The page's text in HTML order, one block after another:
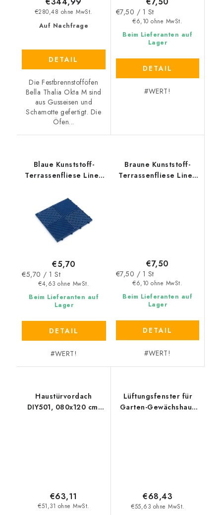
Auf Nachfrage
€280,48 ohne MwSt.
DETAIL
Die Festbrennstofföfen
Bella Thalia Okta M sind
aus Gusseisen und
Schamotte gefertigt. Die
Öfen...
Beim Lieferanten auf
Lager
€6,10 ohne MwSt.
Verkaufspreis:
€7,50 / 1 St
DETAIL
#WERT!
Blaue Kunststoff-
Terrassenfliese Linea
cm, Breite 38,3 cm,
Höhe 1,7 cm
Beim Lieferanten auf
Lager
€4,63 ohne MwSt.
€5,70
Verkaufspreis:
€5,70 / 1 St
DETAIL
#WERT!
Braune Kunststoff-
Terrassenfliese Linea
Beim Lieferanten auf
Lager
€6,10 ohne MwSt.
€7,50
Verkaufspreis:
€7,50 / 1 St
DETAIL
#WERT!
Haustürvordach
DIY501, 080x120 cm,
€51,31 ohne MwSt.
€63,11
Lüftungsfenster für
Garten-Gewächshaus
€55,63 ohne MwSt.
€68,43